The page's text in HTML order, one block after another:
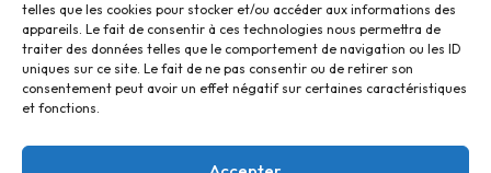
telles que les cookies pour stocker et/ou accéder aux informations des
appareils. Le fait de consentir à ces technologies nous permettra de
traiter des données telles que le comportement de navigation ou les ID
uniques sur ce site. Le fait de ne pas consentir ou de retirer son
consentement peut avoir un effet négatif sur certaines caractéristiques
et fonctions.